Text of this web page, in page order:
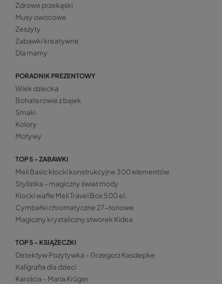
Zdrowe przekąski
Musy owocowe
Zeszyty
Zabawki kreatywne
Dla mamy
PORADNIK PREZENTOWY
Wiek dziecka
Bohaterowie z bajek
Smaki
Kolory
Motywy
TOP 5 - ZABAWKI
Meli Basic klocki konstrukcyjne 300 elementów
Stylistka – magiczny świat mody
Klocki wafle Meli Travel Box 500 el.
Cymbałki chromatyczne 27-tonowe
Magiczny krystaliczny stworek Kidea
TOP 5 - KSIĄŻECZKI
Detektyw Pozytywka – Grzegorz Kasdepke
Kaligrafia dla dzieci
Karolcia – Maria Krüger